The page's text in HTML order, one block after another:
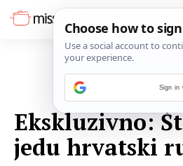
Ekskluzivno:
jedu hrvatski
Sign in